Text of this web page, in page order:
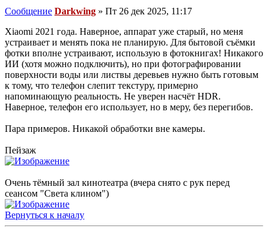
Сообщение Darkwing » Пт 26 дек 2025, 11:17
Xiaomi 2021 года. Наверное, аппарат уже старый, но меня
устраивает и менять пока не планирую. Для бытовой съёмки
фотки вполне устраивают, использую в фотокнигах! Никакого
ИИ (хотя можно подключить), но при фотографировании
поверхности воды или листвы деревьев нужно быть готовым
к тому, что телефон слепит текстуру, примерно
напоминающую реальность. Не уверен насчёт HDR.
Наверное, телефон его использует, но в меру, без перегибов.
Пара примеров. Никакой обработки вне камеры.
Пейзаж
Очень тёмный зал кинотеатра (вчера снято с рук перед
сеансом "Света клином")
Вернуться к началу